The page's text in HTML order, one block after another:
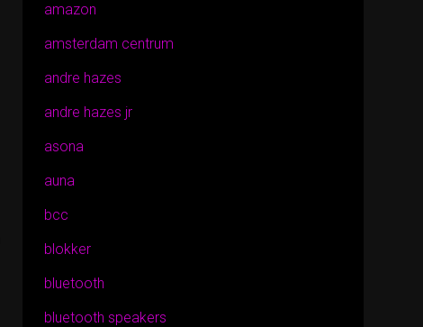
amazon
amsterdam centrum
andre hazes
andre hazes jr
asona
auna
bcc
blokker
bluetooth
bluetooth speakers